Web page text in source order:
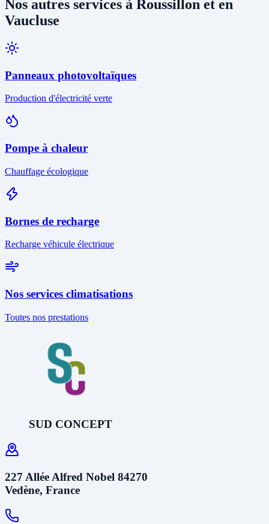
Nos autres services à Roussillon et en
Vaucluse
Panneaux photovoltaïques
Production d'électricité verte
Pompe à chaleur
Chauffage écologique
Bornes de recharge
Recharge véhicule électrique
Nos services climatisations
Toutes nos prestations
SUD CONCEPT
227 Allée Alfred Nobel 84270
Vedène, France